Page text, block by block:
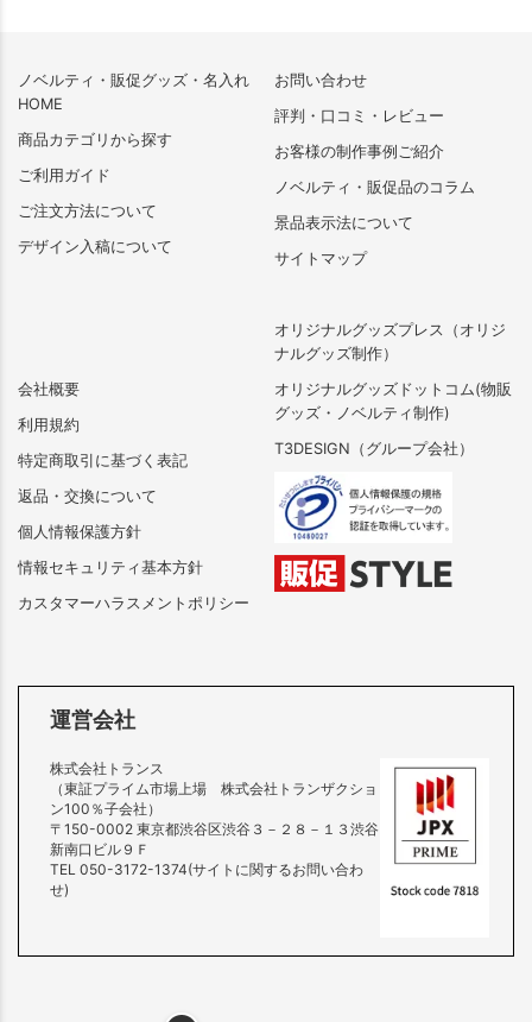
ノベルティ・販促グッズ・名入れ
HOME
商品カテゴリから探す
ご利用ガイド
ご注文方法について
デザイン入稿について
会社概要
利用規約
特定商取引に基づく表記
返品・交換について
個人情報保護方針
情報セキュリティ基本方針
カスタマーハラスメントポリシー
お問い合わせ
評判・口コミ・レビュー
お客様の制作事例ご紹介
ノベルティ・販促品のコラム
景品表示法について
サイトマップ
オリジナルグッズプレス（オリジ
ナルグッズ制作）
オリジナルグッズドットコム(物販
グッズ・ノベルティ制作)
T3DESIGN（グループ会社）
運営会社
株式会社トランス
（東証プライム市場上場 株式会社トランザクショ
ン100％子会社）
〒150-0002 東京都渋谷区渋谷３－２８－１３渋谷
新南口ビル９Ｆ
TEL 050-3172-1374(サイトに関するお問い合わ
せ)